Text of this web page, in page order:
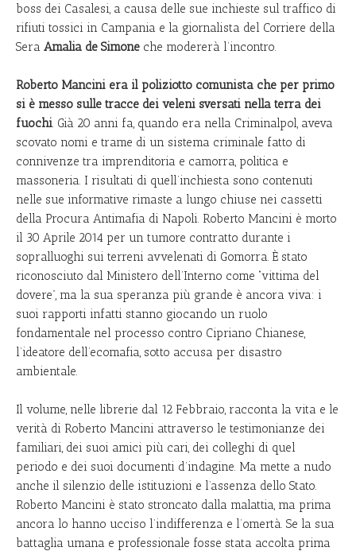
boss dei Casalesi, a causa delle sue inchieste sul traffico di
rifiuti tossici in Campania e la giornalista del Corriere della
Sera Amalia de Simone che modererà l’incontro.
Roberto Mancini era il poliziotto comunista che per primo
si è messo sulle tracce dei veleni sversati nella terra dei
fuochi. Già 20 anni fa, quando era nella Criminalpol, aveva
scovato nomi e trame di un sistema criminale fatto di
connivenze tra imprenditoria e camorra, politica e
massoneria. I risultati di quell’inchiesta sono contenuti
nelle sue informative rimaste a lungo chiuse nei cassetti
della Procura Antimafia di Napoli. Roberto Mancini è morto
il 30 Aprile 2014 per un tumore contratto durante i
sopralluoghi sui terreni avvelenati di Gomorra. È stato
riconosciuto dal Ministero dell’Interno come “vittima del
dovere”, ma la sua speranza più grande è ancora viva: i
suoi rapporti infatti stanno giocando un ruolo
fondamentale nel processo contro Cipriano Chianese,
l’ideatore dell’ecomafia, sotto accusa per disastro
ambientale.
Il volume, nelle librerie dal 12 Febbraio, racconta la vita e le
verità di Roberto Mancini attraverso le testimonianze dei
familiari, dei suoi amici più cari, dei colleghi di quel
periodo e dei suoi documenti d’indagine. Ma mette a nudo
anche il silenzio delle istituzioni e l’assenza dello Stato.
Roberto Mancini è stato stroncato dalla malattia, ma prima
ancora lo hanno ucciso l’indifferenza e l’omertà. Se la sua
battaglia umana e professionale fosse stata accolta prima